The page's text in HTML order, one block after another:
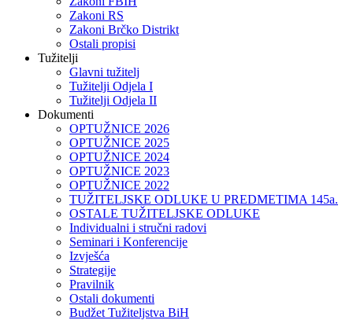
Zakoni RS
Zakoni Brčko Distrikt
Ostali propisi
Tužitelji
Glavni tužitelj
Tužitelji Odjela I
Tužitelji Odjela II
Dokumenti
OPTUŽNICE 2026
OPTUŽNICE 2025
OPTUŽNICE 2024
OPTUŽNICE 2023
OPTUŽNICE 2022
TUŽITELJSKE ODLUKE U PREDMETIMA 145a.
OSTALE TUŽITELJSKE ODLUKE
Individualni i stručni radovi
Seminari i Konferencije
Izvješća
Strategije
Pravilnik
Ostali dokumenti
Budžet Tužiteljstva BiH